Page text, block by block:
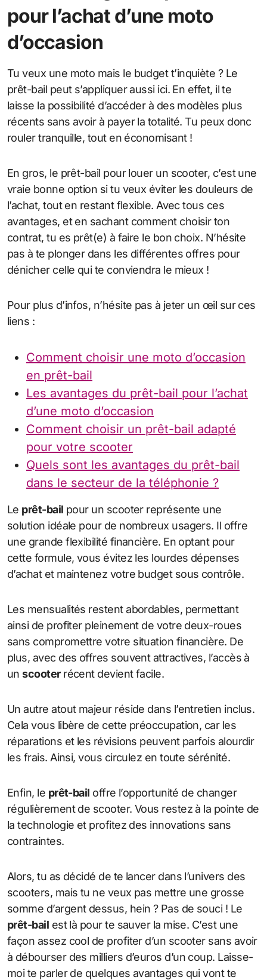
pour l’achat d’une moto
d’occasion
Tu veux une moto mais le budget t’inquiète ? Le
prêt-bail peut s’appliquer aussi ici. En effet, il te
laisse la possibilité d’accéder à des modèles plus
récents sans avoir à payer la totalité. Tu peux donc
rouler tranquille, tout en économisant !
En gros, le prêt-bail pour louer un scooter, c’est une
vraie bonne option si tu veux éviter les douleurs de
l’achat, tout en restant flexible. Avec tous ces
avantages, et en sachant comment choisir ton
contrat, tu es prêt(e) à faire le bon choix. N’hésite
pas à te plonger dans les différentes offres pour
dénicher celle qui te conviendra le mieux !
Pour plus d’infos, n’hésite pas à jeter un œil sur ces
liens :
Comment choisir une moto d’occasion
en prêt-bail
Les avantages du prêt-bail pour l’achat
d’une moto d’occasion
Comment choisir un prêt-bail adapté
pour votre scooter
Quels sont les avantages du prêt-bail
dans le secteur de la téléphonie ?
Le prêt-bail pour un scooter représente une
solution idéale pour de nombreux usagers. Il offre
une grande flexibilité financière. En optant pour
cette formule, vous évitez les lourdes dépenses
d’achat et maintenez votre budget sous contrôle.
Les mensualités restent abordables, permettant
ainsi de profiter pleinement de votre deux-roues
sans compromettre votre situation financière. De
plus, avec des offres souvent attractives, l’accès à
unscooterrécent devient facile.
Un autre atout majeur réside dans l’entretien inclus.
Cela vous libère de cette préoccupation, car les
réparations et les révisions peuvent parfois alourdir
les frais. Ainsi, vous circulez en toute sérénité.
Enfin, le prêt-bail offre l’opportunité de changer
régulièrement de scooter. Vous restez à la pointe de
la technologie et profitez des innovations sans
contraintes.
Alors, tu as décidé de te lancer dans l’univers des
scooters, mais tu ne veux pas mettre une grosse
somme d’argent dessus, hein ? Pas de souci ! Le
prêt-bail est là pour te sauver la mise. C’est une
façon assez cool de profiter d’un scooter sans avoir
à débourser des milliers d’euros d’un coup. Laisse-
moi te parler de quelques avantages qui vont te